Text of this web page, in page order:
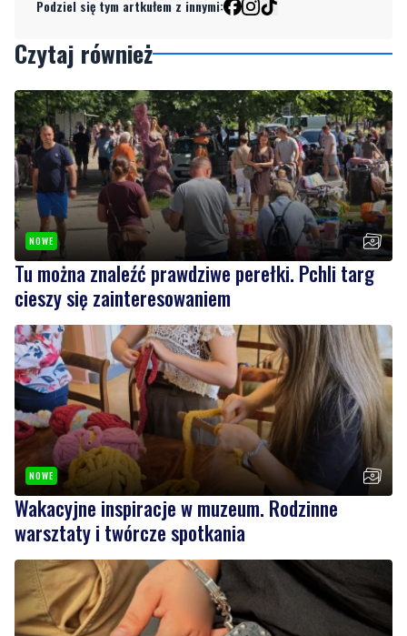
NOWE
Tu można znaleźć prawdziwe perełki. Pchli targ
cieszy się zainteresowaniem
NOWE
Wakacyjne inspiracje w muzeum. Rodzinne
warsztaty i twórcze spotkania